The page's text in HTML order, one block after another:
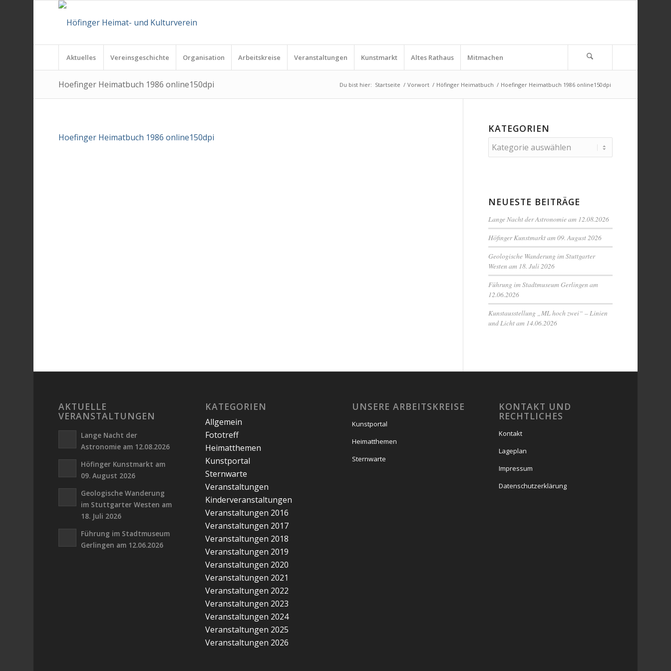
Aktuelles Vereinsgeschichte Organisation Arbeitskreise Veranstaltungen Kunstmarkt Altes Rathaus Mitmachen
Hoefinger Heimatbuch 1986 online150dpi Du bist hier: Startseite / Vorwort / Höfinger Heimatbuch / Hoefinger Heimatbuch 1986 online150dpi
Hoefinger Heimatbuch 1986 online150dpi
KATEGORIEN
Kategorien
NEUESTE BEITRÄGE
Lange Nacht der Astronomie am 12.08.2026
Höfinger Kunstmarkt am 09. August 2026
Geologische Wanderung im Stuttgarter
Westen am 18. Juli 2026
Führung im Stadtmuseum Gerlingen am
12.06.2026
Kunstausstellung „ML hoch zwei“ – Linien
und Licht am 14.06.2026
AKTUELLE
VERANSTALTUNGEN
Lange Nacht der
Astronomie am 12.08.2026
Höfinger Kunstmarkt am
09. August 2026
Geologische Wanderung
im Stuttgarter Westen am
18. Juli 2026
Führung im Stadtmuseum
Gerlingen am 12.06.2026
KATEGORIEN
Allgemein
Fototreff
Heimatthemen
Kunstportal
Sternwarte
Veranstaltungen
Kinderveranstaltungen
Veranstaltungen 2016
Veranstaltungen 2017
Veranstaltungen 2018
Veranstaltungen 2019
Veranstaltungen 2020
Veranstaltungen 2021
Veranstaltungen 2022
Veranstaltungen 2023
Veranstaltungen 2024
Veranstaltungen 2025
Veranstaltungen 2026
UNSERE ARBEITSKREISE
Kunstportal
Heimatthemen
Sternwarte
KONTAKT UND
RECHTLICHES
Kontakt
Lageplan
Impressum
Datenschutzerklärung